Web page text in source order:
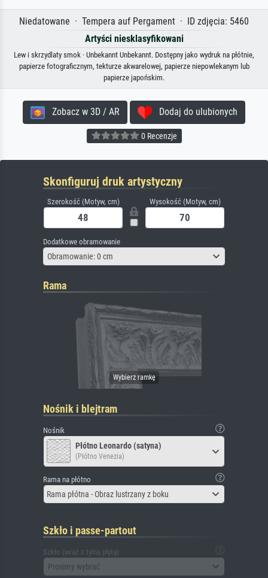
Niedatowane · Tempera auf Pergament · ID zdjęcia: 5460
Artyści niesklasyfikowani
Lew i skrzydlaty smok · Unbekannt Unbekannt. Dostępny jako wydruk na płótnie,
papierze fotograficznym, tekturze akwarelowej, papierze niepowlekanym lub
papierze japońskim.
Zobacz w 3D / AR Dodaj do ulubionych
0 Recenzje
Skonfiguruj druk artystyczny
Szerokość (Motyw, cm) Wysokość (Motyw, cm)
Dodatkowe obramowanie
Obramowanie: 0 cm
Rama
Nośnik i blejtram
Nośnik
Płótno Leonardo (satyna)
(Płótno Venezia)
Rama na płótno
Rama płótna - Obraz lustrzany z boku
Szkło i passe-partout
Szkło (wraz z tylną płytą)
Prosimy wybrać